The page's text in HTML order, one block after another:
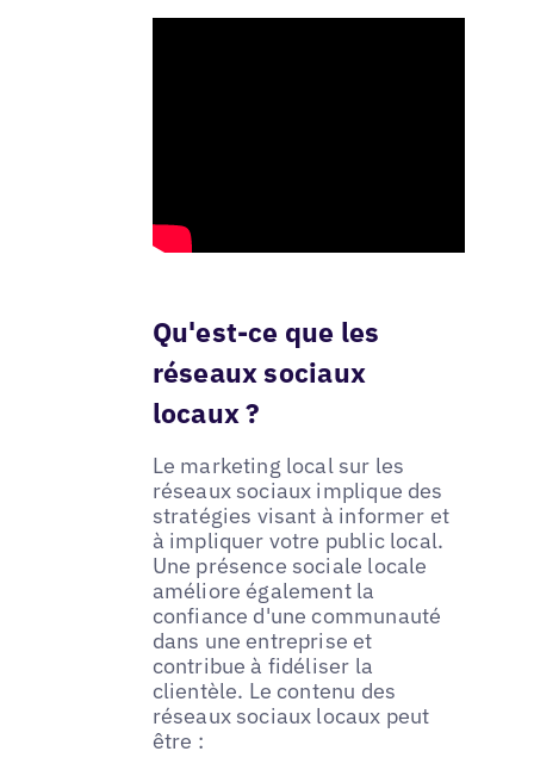
Qu'est-ce que les
réseaux sociaux
locaux ?
Le marketing local sur les
réseaux sociaux implique des
stratégies visant à informer et
à impliquer votre public local.
Une présence sociale locale
améliore également la
confiance d'une communauté
dans une entreprise et
contribue à fidéliser la
clientèle. Le contenu des
réseaux sociaux locaux peut
être :